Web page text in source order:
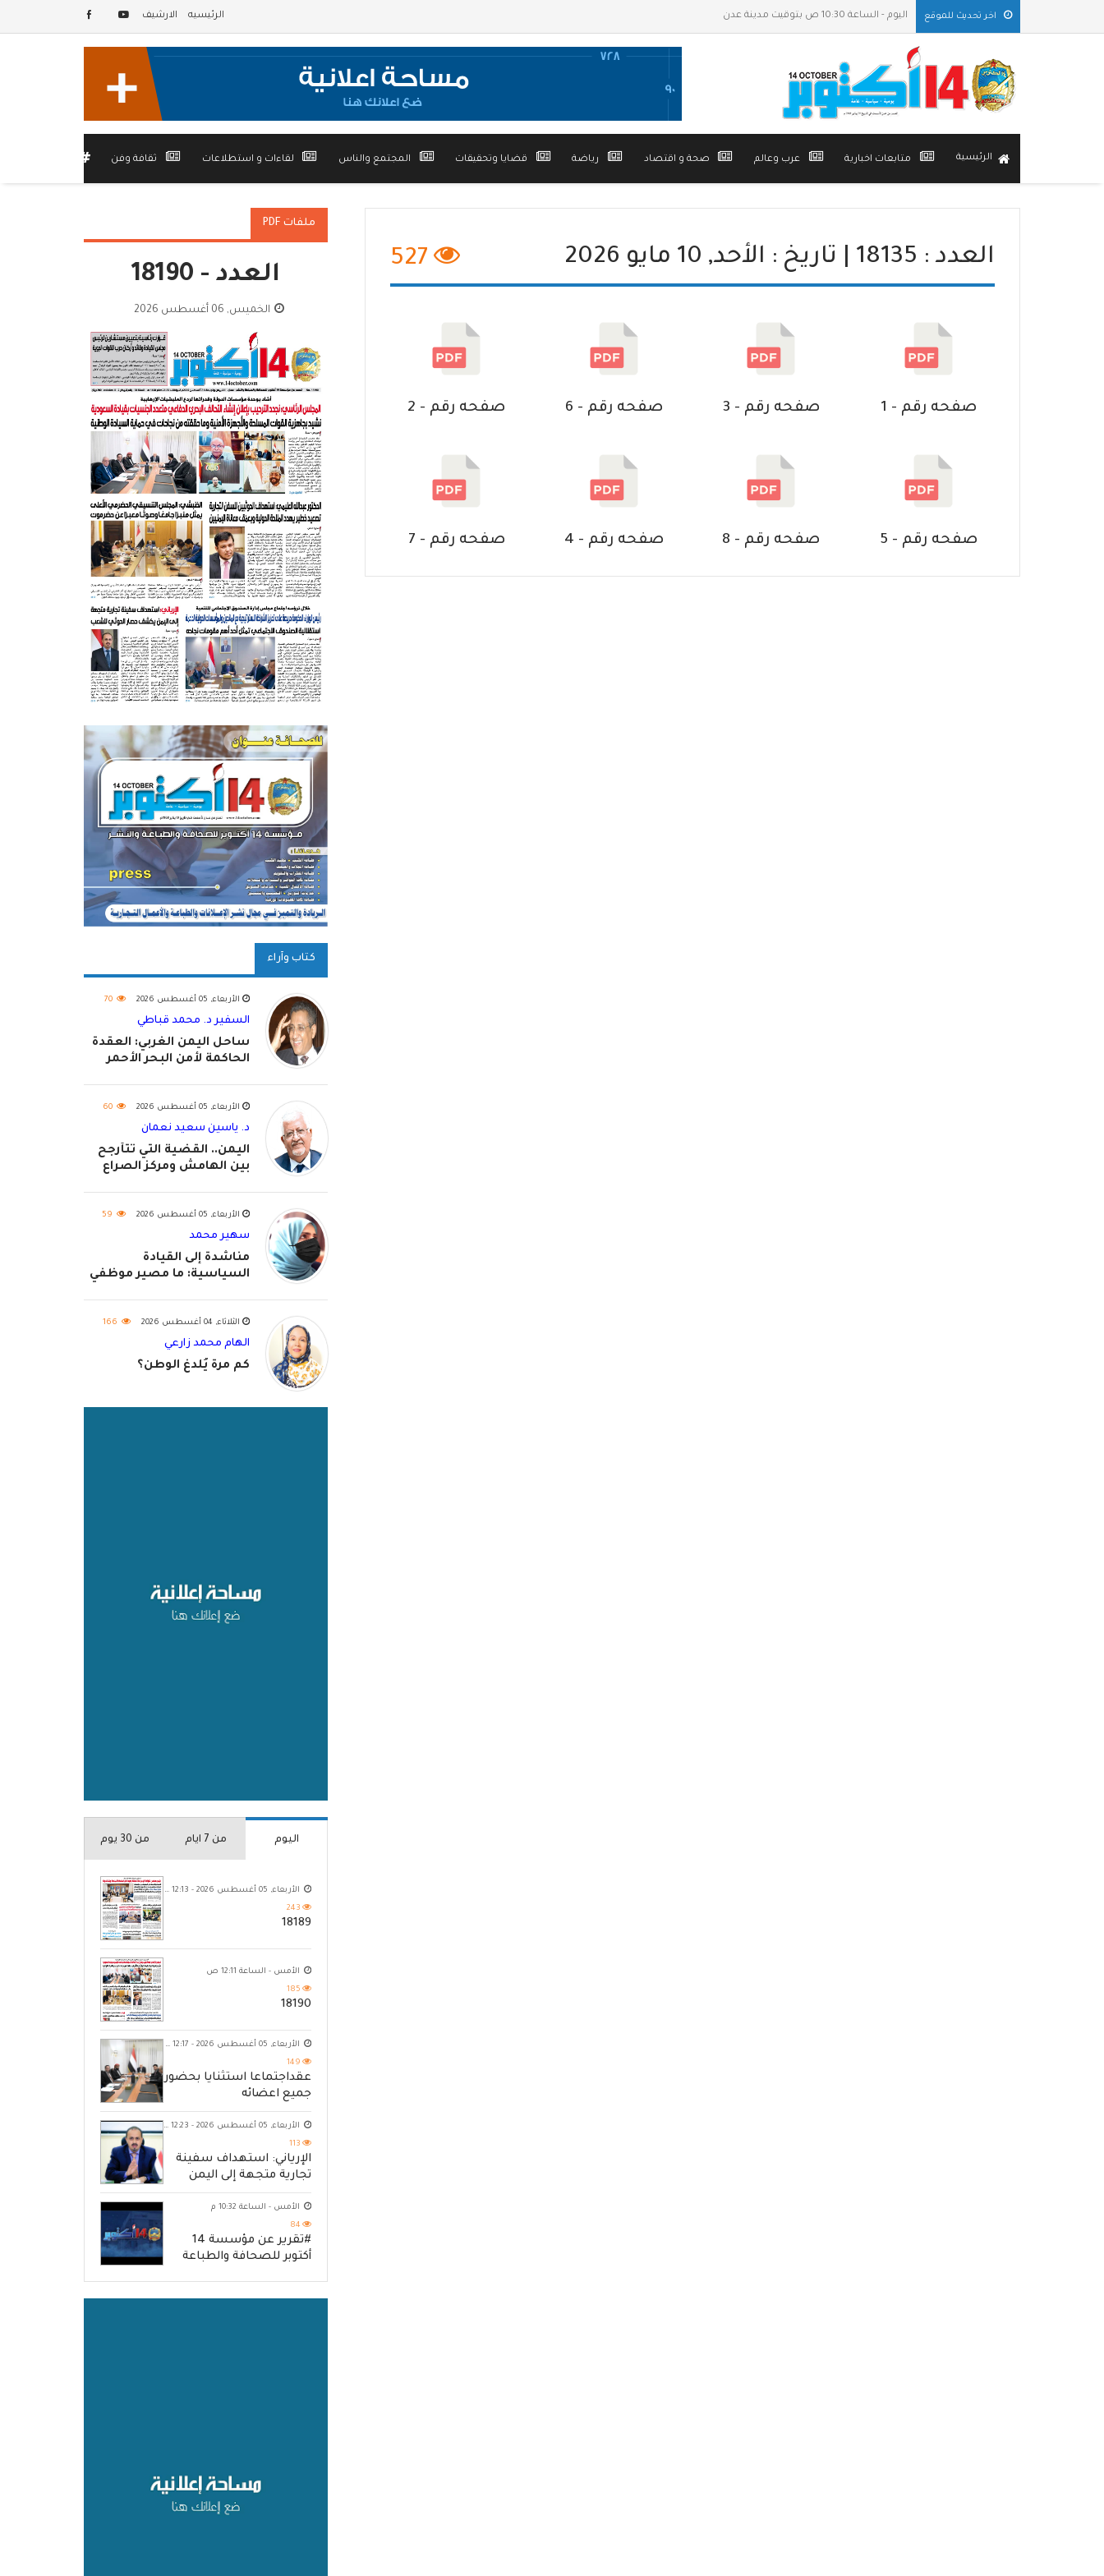
اخر تحديث للموقع اليوم - الساعة 10:30 ص بتوقيت مدينة عدن الرئيسيه الارشيف
الرئيسية متابعات اخبارية عرب وعالم صحة و اقتصاد رياضة قضايا وتحقيقات المجتمع والناس لقاءات و استطلاعات ثقافة وفن
العدد : 18135 | تاريخ : الأحد, 10 مايو 2026 527
صفحه رقم - 1 صفحه رقم - 3 صفحه رقم - 6 صفحه رقم - 2
صفحه رقم - 5 صفحه رقم - 8 صفحه رقم - 4 صفحه رقم - 7
ملفات PDF
العدد - 18190
الخميس, 06 أغسطس 2026
كتاب وآراء
الأربعاء, 05 أغسطس 2026 70
السفير د. محمد قباطي
ساحل اليمن الغربي: العقدة
الحاكمة لأمن البحر الأحمر
الأربعاء, 05 أغسطس 2026 60
د. ياسين سعيد نعمان
اليمن.. القضية التي تتأرجح
بين الهامش ومركز الصراع
الأربعاء, 05 أغسطس 2026 59
سهير محمد
مناشدة إلى القيادة
السياسية: ما مصير موظفي
الثلاثاء, 04 أغسطس 2026 166
الهام محمد زارعي
كم مرة يُلدغ الوطن؟
اليوم من 7 ايام من 30 يوم
الأربعاء, 05 أغسطس 2026 - 12:13 ص
243
18189
الأمس - الساعة 12:11 ص
185
18190
الأربعاء, 05 أغسطس 2026 - 12:17 ص
149
عقداجتماعا استثنايا بحضور
جميع اعضائه
الأربعاء, 05 أغسطس 2026 - 12:23 ص
113
الإرياني: استهداف سفينة
تجارية متجهة إلى اليمن
يكشف حصار الحوثي للشعب
الأمس - الساعة 10:32 م
84
#تقرير عن مؤسسة 14
أكتوبر للصحافة والطباعة